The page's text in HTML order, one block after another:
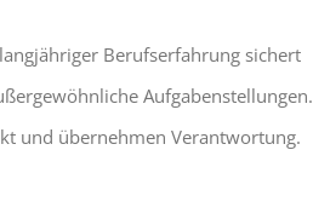
Berufserfahrung sichert
Aufgabenstellungen.
und übernehmen Verantwortung.